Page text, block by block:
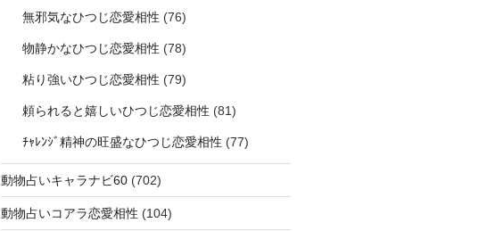
無邪気なひつじ恋愛相性 (76)
物静かなひつじ恋愛相性 (78)
粘り強いひつじ恋愛相性 (79)
頼られると嬉しいひつじ恋愛相性 (81)
ﾁｬﾚﾝｼﾞ精神の旺盛なひつじ恋愛相性 (77)
動物占いキャラナビ60(702)
動物占いコアラ恋愛相性 (104)